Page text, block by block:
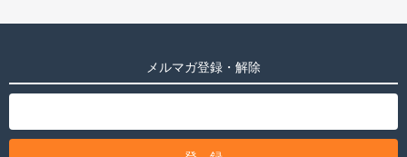
メルマガ登録・解除